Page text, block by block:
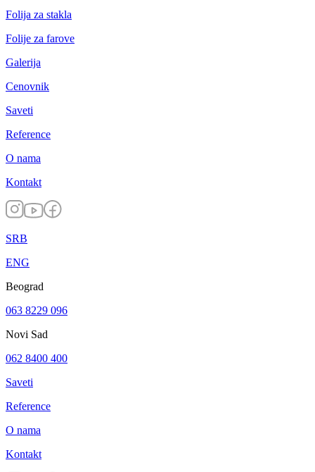
Folija za stakla
Folije za farove
Galerija
Cenovnik
Saveti
Reference
O nama
Kontakt
SRB
ENG
Beograd
063 8229 096
Novi Sad
062 8400 400
Saveti
Reference
O nama
Kontakt